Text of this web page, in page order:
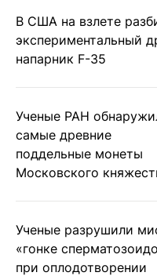
В США на взлете
экспериментальный
напарник F-35
Ученые РАН
самые древние
поддельные монеты
Московского
Ученые разрушили
«гонке
при оплодотворении